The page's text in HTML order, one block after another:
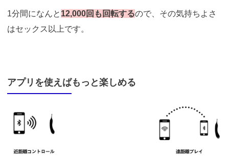
1分間になんと 12,000回も回転するので、その気持ちよさ
はセックス以上です。
アプリを使えばもっと楽しめる